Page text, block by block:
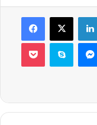
Facebook
X
Pocket Skype